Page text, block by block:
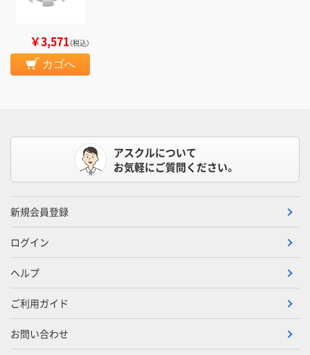
￥3,571（税込）
カゴへ
アスクルについて
お気軽にご質問ください。
新規会員登録
ログイン
ヘルプ
ご利用ガイド
お問い合わせ